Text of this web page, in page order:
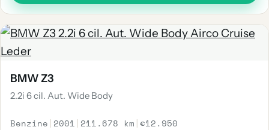
BMW Z3
2.2i 6 cil. Aut. Wide Body
Benzine | 2001 | 211.678 km |€12.950